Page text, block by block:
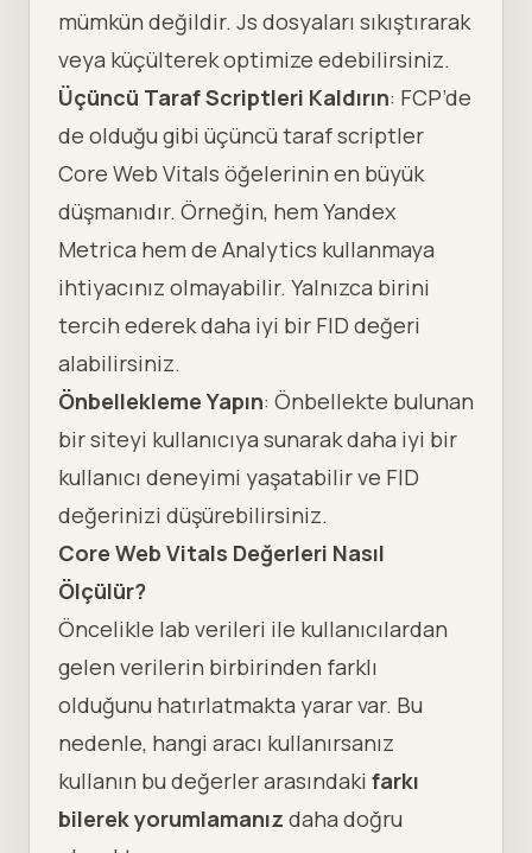
mümkün değildir. Js dosyaları sıkıştırarak
veya küçülterek optimize edebilirsiniz.
Üçüncü Taraf Scriptleri Kaldırın: FCP’de
de olduğu gibi üçüncü taraf scriptler
Core Web Vitals öğelerinin en büyük
düşmanıdır. Örneğin, hem Yandex
Metrica hem de Analytics kullanmaya
ihtiyacınız olmayabilir. Yalnızca birini
tercih ederek daha iyi bir FID değeri
alabilirsiniz.
Önbellekleme Yapın: Önbellekte bulunan
bir siteyi kullanıcıya sunarak daha iyi bir
kullanıcı deneyimi yaşatabilir ve FID
değerinizi düşürebilirsiniz.
Core Web Vitals Değerleri Nasıl
Ölçülür?
Öncelikle lab verileri ile kullanıcılardan
gelen verilerin birbirinden farklı
olduğunu hatırlatmakta yarar var. Bu
nedenle, hangi aracı kullanırsanız
kullanın bu değerler arasındaki farkı
bilerek yorumlamanız daha doğru